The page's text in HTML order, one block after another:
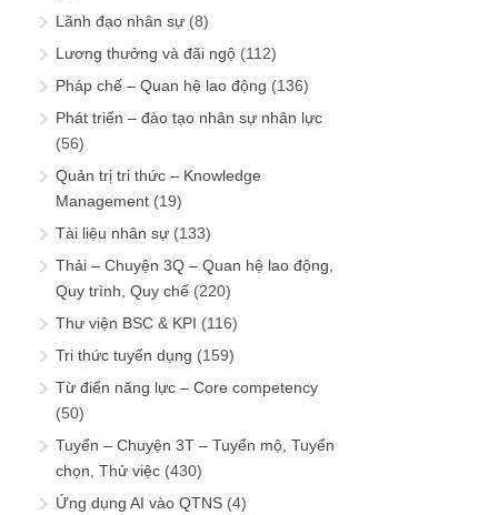
Lãnh đạo nhân sự (8)
Lương thưởng và đãi ngộ (112)
Pháp chế – Quan hệ lao động (136)
Phát triển – đào tạo nhân sự nhân lực
(56)
Quản trị tri thức – Knowledge
Management (19)
Tài liệu nhân sự (133)
Thải – Chuyện 3Q – Quan hệ lao động,
Quy trình, Quy chế (220)
Thư viện BSC & KPI (116)
Tri thức tuyển dụng (159)
Từ điển năng lực – Core competency
(50)
Tuyển – Chuyện 3T – Tuyển mộ, Tuyển
chọn, Thử việc (430)
Ứng dụng AI vào QTNS (4)